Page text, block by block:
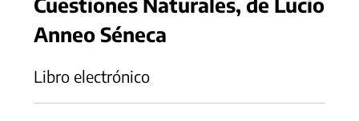
Anneo Séneca
Libro electrónico